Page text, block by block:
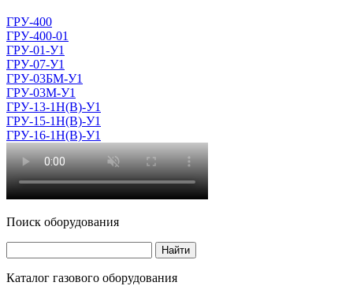
ГРУ-400
ГРУ-400-01
ГРУ-01-У1
ГРУ-07-У1
ГРУ-03БМ-У1
ГРУ-03М-У1
ГРУ-13-1Н(В)-У1
ГРУ-15-1Н(В)-У1
ГРУ-16-1Н(В)-У1
Поиск оборудования
Каталог газового оборудования